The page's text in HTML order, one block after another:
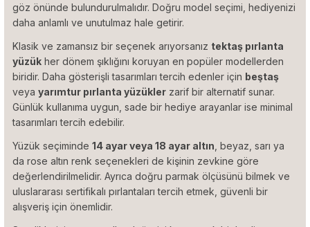
göz önünde bulundurulmalıdır. Doğru model seçimi, hediyenizi
daha anlamlı ve unutulmaz hale getirir.
Klasik ve zamansız bir seçenek arıyorsanız tektaş pırlanta
yüzük her dönem şıklığını koruyan en popüler modellerden
biridir. Daha gösterişli tasarımları tercih edenler için beştaş
veya yarımtur pırlanta yüzükler zarif bir alternatif sunar.
Günlük kullanıma uygun, sade bir hediye arayanlar ise minimal
tasarımları tercih edebilir.
Yüzük seçiminde 14 ayar veya 18 ayar altın , beyaz, sarı ya
da rose altın renk seçenekleri de kişinin zevkine göre
değerlendirilmelidir. Ayrıca doğru parmak ölçüsünü bilmek ve
uluslararası sertifikalı pırlantaları tercih etmek, güvenli bir
alışveriş için önemlidir.